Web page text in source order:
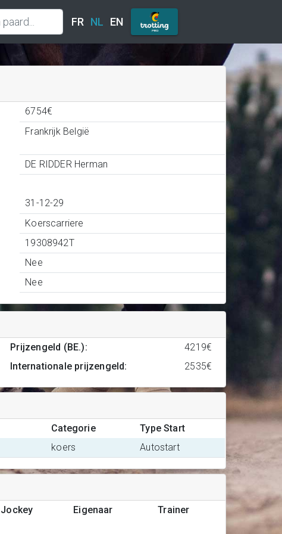
FR NL EN
6754€
Frankrijk België
DE RIDDER Herman
31-12-29
Koerscarriere
19308942T
Nee
Nee
Prijzengeld (BE.):
4219€
Internationale prijzengeld: 2535€
Categorie
Type Start
koers Autostart
Jockey Eigenaar
Trainer